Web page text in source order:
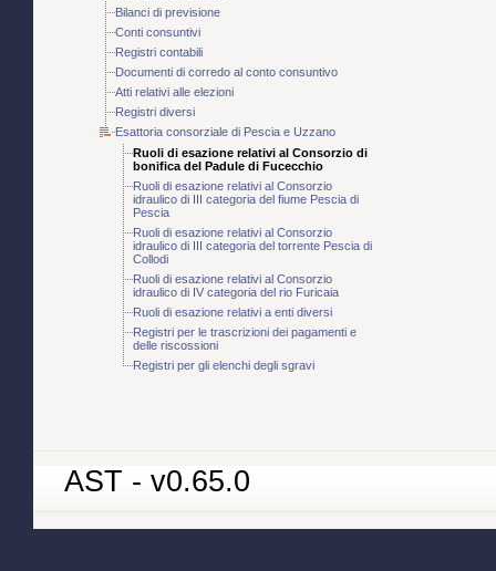
Bilanci di previsione
Conti consuntivi
Registri contabili
Documenti di corredo al conto consuntivo
Atti relativi alle elezioni
Registri diversi
Esattoria consorziale di Pescia e Uzzano
Ruoli di esazione relativi al Consorzio di
bonifica del Padule di Fucecchio
Ruoli di esazione relativi al Consorzio
idraulico di III categoria del fiume Pescia di
Pescia
Ruoli di esazione relativi al Consorzio
idraulico di III categoria del torrente Pescia di
Collodi
Ruoli di esazione relativi al Consorzio
idraulico di IV categoria del rio Furicaia
Ruoli di esazione relativi a enti diversi
Registri per le trascrizioni dei pagamenti e
delle riscossioni
Registri per gli elenchi degli sgravi
AST - v0.65.0